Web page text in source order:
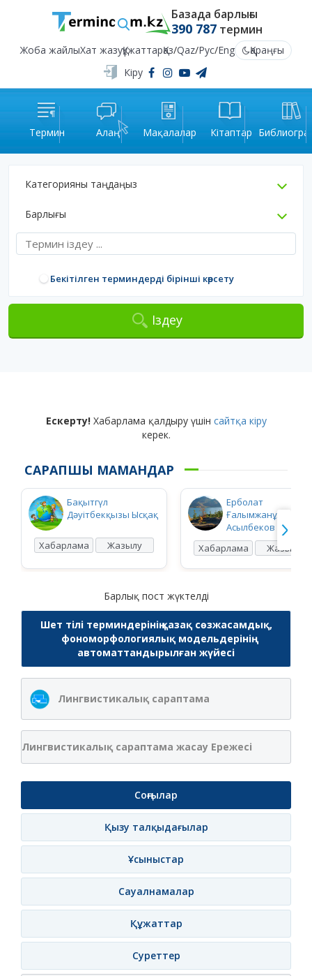
Базада барлығы
390 787термин
Жоба жайлыХат жазуҚұжаттарҚаз/Qaz/Рус/Eng
Қараңғы
Кіру
Термин Алаң Мақалалар Кітаптар
Категорияны таңдаңыз
Барлығы
Бекітілген терминдерді бірінші көрсету
Іздеу
Ескерту!Хабарлама қалдыру үшін сайтқа кіру
керек.
САРАПШЫ МАМАНДАР
Бақытгүл
Дәуітбекқызы Ысқақ
Хабарлама Жазылу
Ерболат
Ғалымжанұлы
Асылбеков
Хабарлама
Жазылу
Барлық пост жүктелді
Шет тілі терминдерінің қазақ сөзжасамдық,
фономорфологиялық модельдерінің
автоматтандырылған жүйесі
Лингвистикалық сараптама
Лингвистикалық сараптама жасау Ережесі
Соңғылар
Қызу талқыдағылар
Ұсыныстар
Сауалнамалар
Құжаттар
Суреттер